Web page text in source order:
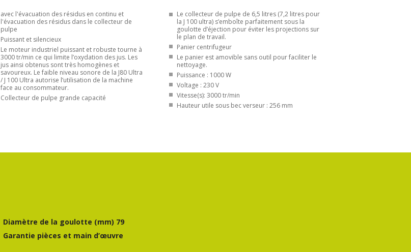
avec l'évacuation des résidus en continu et
l'évacuation des résidus dans le collecteur de
pulpe
Puissant et silencieux
Le moteur industriel puissant et robuste tourne à
3000 tr/min ce qui limite l’oxydation des jus. Les
jus ainsi obtenus sont très homogènes et
savoureux. Le faible niveau sonore de la J80 Ultra
/ J 100 Ultra autorise l’utilisation de la machine
face au consommateur.
Collecteur de pulpe grande capacité
Le collecteur de pulpe de 6,5 litres (7,2 litres pour
la J 100 ultra) s’emboîte parfaitement sous la
goulotte d’éjection pour éviter les projections sur
le plan de travail.
Panier centrifugeur
Le panier est amovible sans outil pour faciliter le
nettoyage.
Puissance : 1000 W
Voltage : 230 V
Vitesse(s): 3000 tr/min
Hauteur utile sous bec verseur : 256 mm
Diamètre de la goulotte (mm) 79
Garantie pièces et main d’œuvre